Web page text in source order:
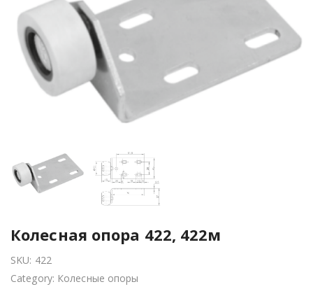
Колесная опора 422, 422м
SKU: 422
Category: Колесные опоры